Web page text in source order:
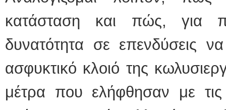
κατάσταση και πώς, για
δυνατότητα σε επενδύσεις
ασφυκτικό κλοιό της
μέτρα που ελήφθησαν με τις